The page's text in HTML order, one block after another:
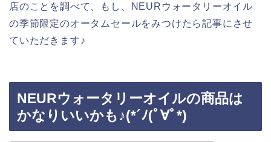
店のことを調べて、もし、NEURウォータリーオイル
の季節限定のオータムセールをみつけたら記事にさせ
ていただきます♪
NEURウォータリーオイルの商品は
かなりいいかも♪(*´ﾉ(ﾟ∀ﾟ*)